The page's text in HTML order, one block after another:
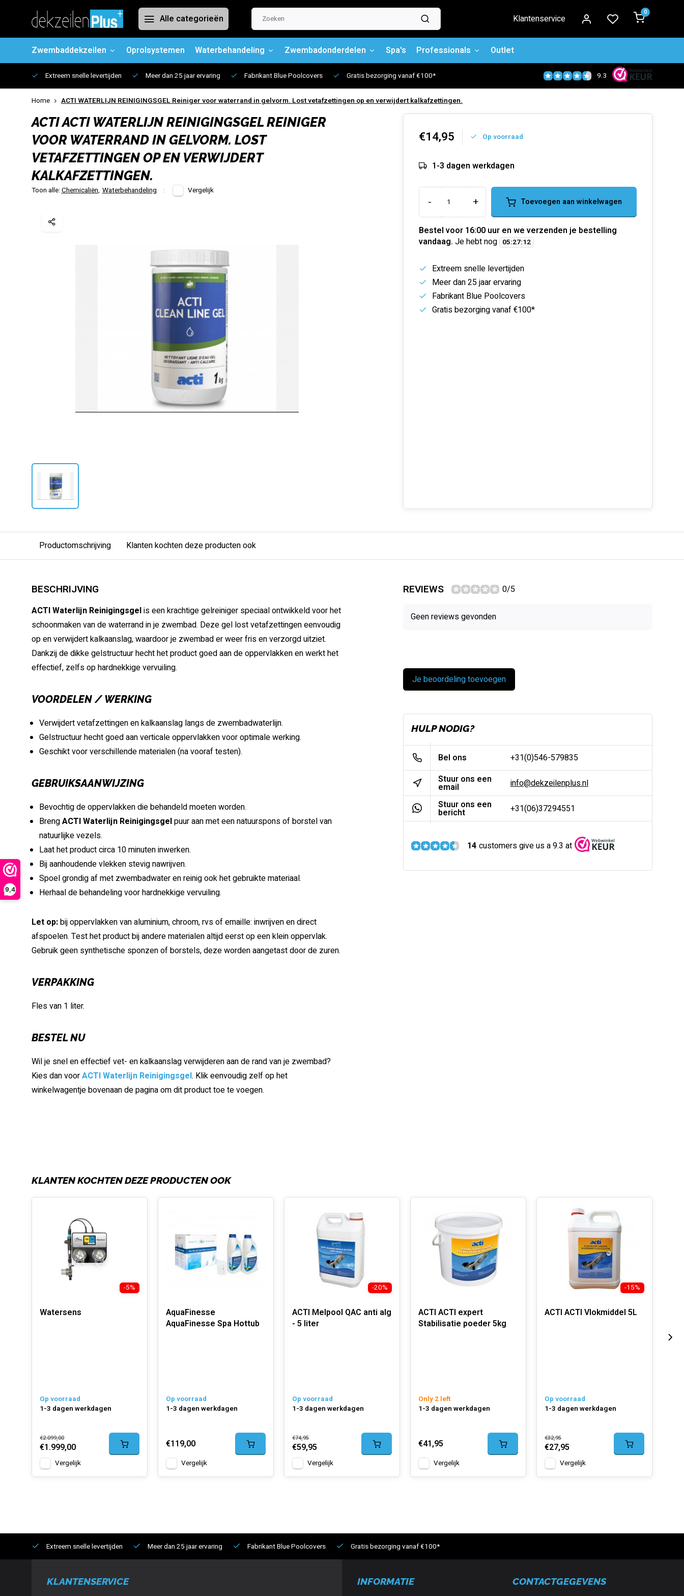
9,4
Alle categorieën Klantenservice
0
Zwembaddekzeilen Oprolsystemen Waterbehandeling Zwembadonderdelen Spa's Professionals Outlet
Extreem snelle levertijden Meer dan 25 jaar ervaring Fabrikant Blue Poolcovers Gratis bezorging vanaf €100* 9.3
Home ACTI WATERLIJN REINIGINGSGEL Reiniger voor waterrand in gelvorm. Lost vetafzettingen op en verwijdert kalkafzettingen.
ACTIACTI WATERLIJN REINIGINGSGEL REINIGER
VOOR WATERRAND IN GELVORM. LOST
VETAFZETTINGEN OP EN VERWIJDERT
KALKAFZETTINGEN.
Toon alle:Chemicaliën, Waterbehandeling Vergelijk
€14,95 Op voorraad
1-3 dagen werkdagen
- + Toevoegen aan winkelwagen
Bestel voor 16:00 uur en we verzenden je bestelling
vandaag. Je hebt nog 05:27:12
Extreem snelle levertijden
Meer dan 25 jaar ervaring
Fabrikant Blue Poolcovers
Gratis bezorging vanaf €100*
Productomschrijving Klanten kochten deze producten ook
BESCHRIJVING
ACTI Waterlijn Reinigingsgelis een krachtige gelreiniger speciaal ontwikkeld voor het
schoonmaken van de waterrand in je zwembad. Deze gel lost vetafzettingen eenvoudig
op en verwijdert kalkaanslag, waardoor je zwembad er weer fris en verzorgd uitziet.
Dankzij de dikke gelstructuur hecht het product goed aan de oppervlakken en werkt het
effectief, zelfs op hardnekkige vervuiling.
VOORDELEN / WERKING
Verwijdert vetafzettingen en kalkaanslag langs de zwembadwaterlijn.
Gelstructuur hecht goed aan verticale oppervlakken voor optimale werking.
Geschikt voor verschillende materialen (na vooraf testen).
GEBRUIKSAANWIJZING
Bevochtig de oppervlakken die behandeld moeten worden.
BrengACTI Waterlijn Reinigingsgelpuur aan met een natuurspons of borstel van
natuurlijke vezels.
Laat het product circa 10 minuten inwerken.
Bij aanhoudende vlekken stevig nawrijven.
Spoel grondig af met zwembadwater en reinig ook het gebruikte materiaal.
Herhaal de behandeling voor hardnekkige vervuiling.
Let op:bij oppervlakken van aluminium, chroom, rvs of emaille: inwrijven en direct
afspoelen. Test het product bij andere materialen altijd eerst op een klein oppervlak.
Gebruik geen synthetische sponzen of borstels, deze worden aangetast door de zuren.
VERPAKKING
Fles van 1 liter.
BESTEL NU
Wil je snel en effectief vet- en kalkaanslag verwijderen aan de rand van je zwembad?
Kies dan voorACTI Waterlijn Reinigingsgel. Klik eenvoudig zelf op het
winkelwagentje bovenaan de pagina om dit product toe te voegen.
REVIEWS 0/5
Geen reviews gevonden
Je beoordeling toevoegen
HULP NODIG?
Bel ons
+31(0)546-579835
Stuur ons een
email
info@dekzeilenplus.nl
Stuur ons een
bericht +31(06)37294551
14 customers give us a 9.3 at
KLANTEN KOCHTEN DEZE PRODUCTEN OOK
-5%
Watersens
Op voorraad
1-3 dagen werkdagen
€2.099,00
€1.999,00
Vergelijk
AquaFinesse
AquaFinesse Spa Hottub
Op voorraad
1-3 dagen werkdagen
€119,00
Vergelijk
-20%
ACTI Melpool QAC anti alg
- 5 liter
Op voorraad
1-3 dagen werkdagen
€74,95
€59,95
Vergelijk
ACTI ACTI expert
Stabilisatie poeder 5kg
Only 2 left
1-3 dagen werkdagen
€41,95
Vergelijk
-15%
ACTI ACTI Vlokmiddel 5L
Op voorraad
1-3 dagen werkdagen
€32,95
€27,95
Vergelijk
Extreem snelle levertijden Meer dan 25 jaar ervaring Fabrikant Blue Poolcovers Gratis bezorging vanaf €100*
KLANTENSERVICE INFORMATIE CONTACTGEGEVENS